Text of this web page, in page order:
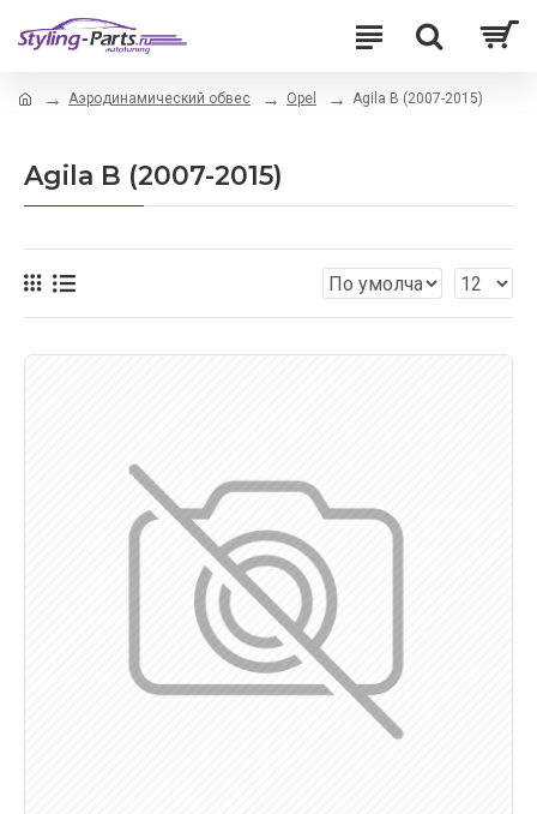
Аэродинамический обвес Opel Agila B (2007-2015)
Agila B (2007-2015)